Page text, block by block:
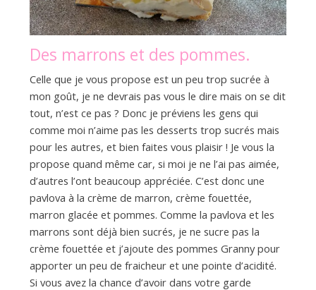
Des marrons et des pommes.
Celle que je vous propose est un peu trop sucrée à
mon goût, je ne devrais pas vous le dire mais on se dit
tout, n’est ce pas ? Donc je préviens les gens qui
comme moi n’aime pas les desserts trop sucrés mais
pour les autres, et bien faites vous plaisir ! Je vous la
propose quand même car, si moi je ne l’ai pas aimée,
d’autres l’ont beaucoup appréciée. C’est donc une
pavlova à la crème de marron, crème fouettée,
marron glacée et pommes. Comme la pavlova et les
marrons sont déjà bien sucrés, je ne sucre pas la
crème fouettée et j’ajoute des pommes Granny pour
apporter un peu de fraicheur et une pointe d’acidité.
Si vous avez la chance d’avoir dans votre garde